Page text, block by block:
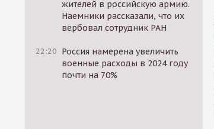
жителей в российскую армию.
Наемники рассказали, что их
вербовал сотрудник РАН
22:20 Россия намерена увеличить
военные расходы в 2024 году
почти на 70%